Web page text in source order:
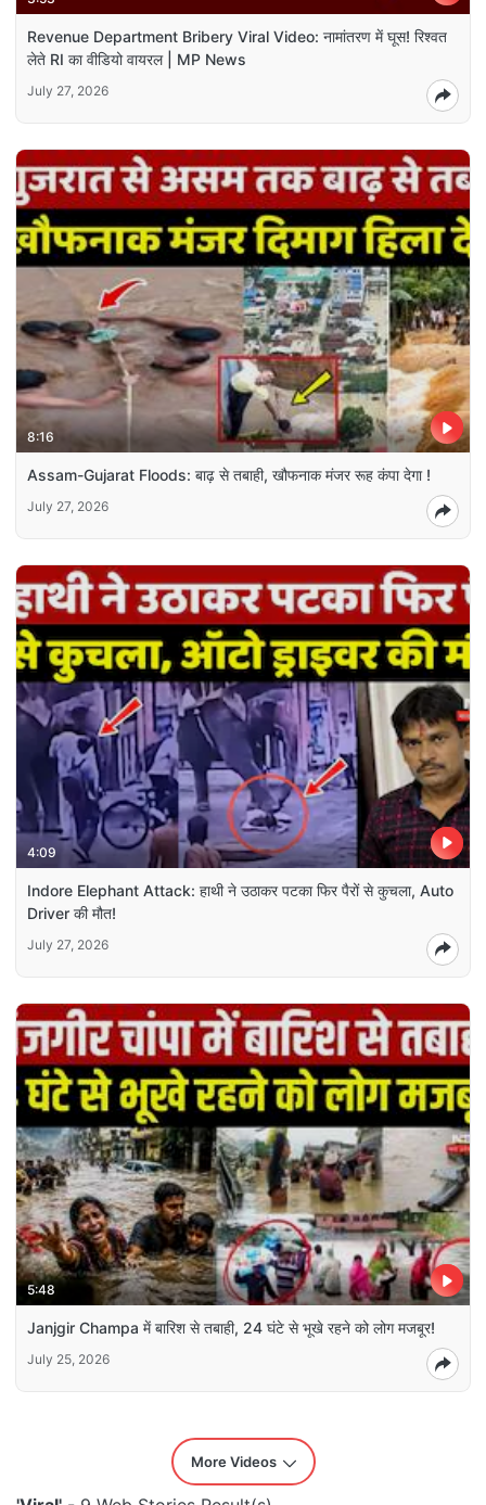
Revenue Department Bribery Viral Video: नामांतरण में घूस! रिश्वत
लेते RI का वीडियो वायरल | MP News
July 27, 2026
8:16
Assam-Gujarat Floods: बाढ़ से तबाही, खौफनाक मंजर रूह कंपा देगा !
July 27, 2026
4:09
Indore Elephant Attack: हाथी ने उठाकर पटका फिर पैरों से कुचला, Auto
Driver की मौत!
July 27, 2026
5:48
Janjgir Champa में बारिश से तबाही, 24 घंटे से भूखे रहने को लोग मजबूर!
July 25, 2026
More Videos